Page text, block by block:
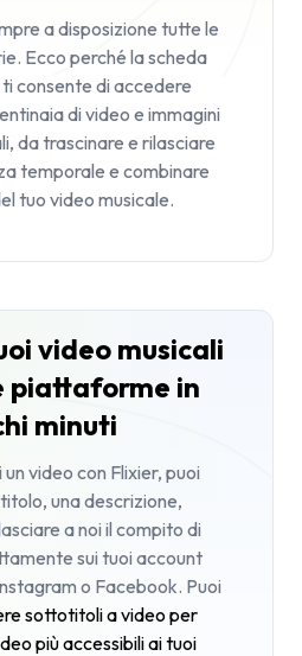
a disposizione tutte le
Ecco perché la scheda
consente di accedere
di video e immagini
da trascinare e rilasciare
temporale e combinare
tuo video musicale.
video musicali
piattaforme in
minuti
video con Flixier, puoi
una descrizione,
a noi il compito di
sui tuoi account
o Facebook. Puoi
sottotitoli a videoper
più accessibili ai tuoi